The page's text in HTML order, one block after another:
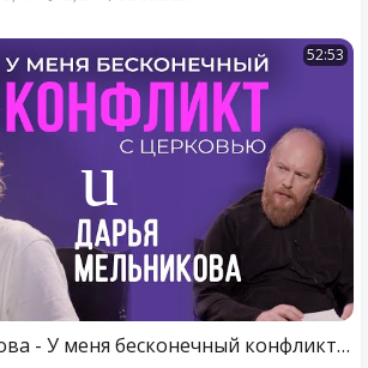
52:53
Дарья Мельникова - У меня бесконечный конфликт с Церковью / 153ГОРЫ